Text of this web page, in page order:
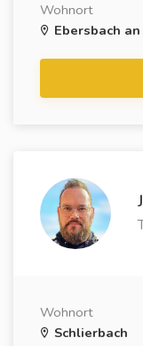
Wohnort
Ebersbach
Wohnort
Schlierbach